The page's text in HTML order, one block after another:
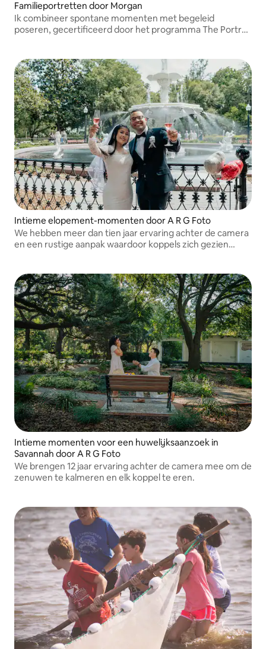
Familieportretten door Morgan
Ik combineer spontane momenten met begeleid
poseren, gecertificeerd door het programma The Portrait
Intieme elopement-momenten door A R G Foto
We hebben meer dan tien jaar ervaring achter de camera
en een rustige aanpak waardoor koppels zich gezien
Intieme momenten voor een huwelijksaanzoek in
Savannah door A R G Foto
We brengen 12 jaar ervaring achter de camera mee om de
zenuwen te kalmeren en elk koppel te eren.